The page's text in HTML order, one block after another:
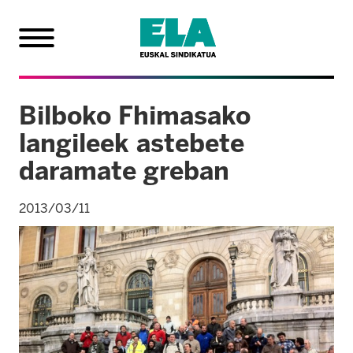
Bilboko Fhimasako
langileek astebete
daramate greban
2013/03/11